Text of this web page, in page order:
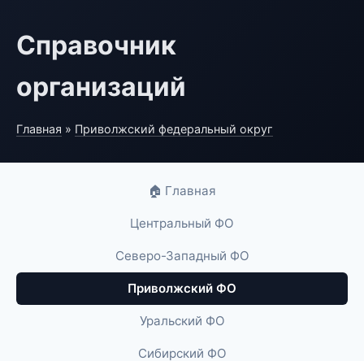
Справочник
организаций
Главная » Приволжский федеральный округ
🏠 Главная
Центральный ФО
Северо-Западный ФО
Приволжский ФО
Уральский ФО
Сибирский ФО